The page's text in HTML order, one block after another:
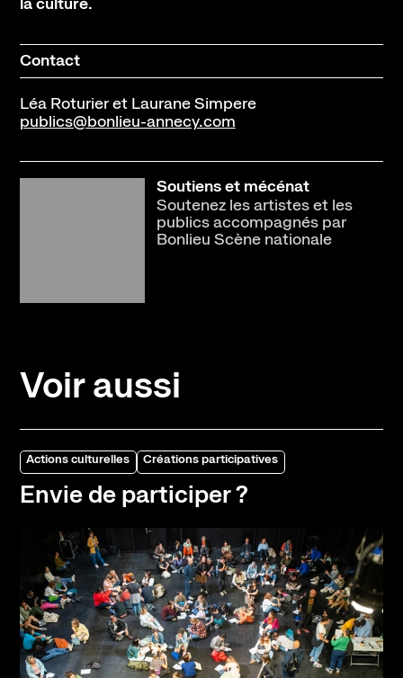
Contact
Léa Roturier et Laurane Simpere
publics@bonlieu-annecy.com
Soutiens et mécénat
Soutenez les artistes et les
publics accompagnés par
Bonlieu Scène nationale
Voir aussi
Actions culturelles Créations participatives
Envie de participer ?